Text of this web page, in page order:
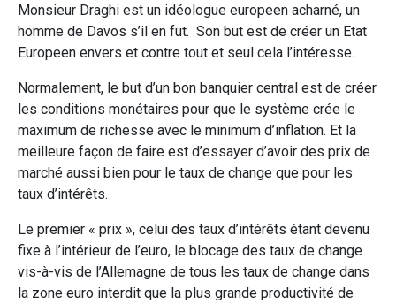
Monsieur Draghi est un idéologue europeen acharné, un
homme de Davos s’il en fut. Son but est de créer un Etat
Europeen envers et contre tout et seul cela l’intéresse.
Normalement, le but d’un bon banquier central est de créer
les conditions monétaires pour que le système crée le
maximum de richesse avec le minimum d’inflation. Et la
meilleure façon de faire est d’essayer d’avoir des prix de
marché aussi bien pour le taux de change que pour les
taux d’intérêts.
Le premier « prix », celui des taux d’intérêts étant devenu
fixe à l’intérieur de l’euro, le blocage des taux de change
vis-à-vis de l’Allemagne de tous les taux de change dans
la zone euro interdit que la plus grande productivité de